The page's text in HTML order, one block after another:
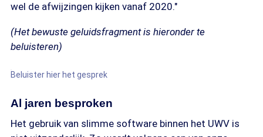
wel de afwijzingen kijken vanaf 2020."
(Het bewuste geluidsfragment is hieronder te
beluisteren)
Beluister hier het gesprek
Al jaren besproken
Het gebruik van slimme software binnen het UWV is